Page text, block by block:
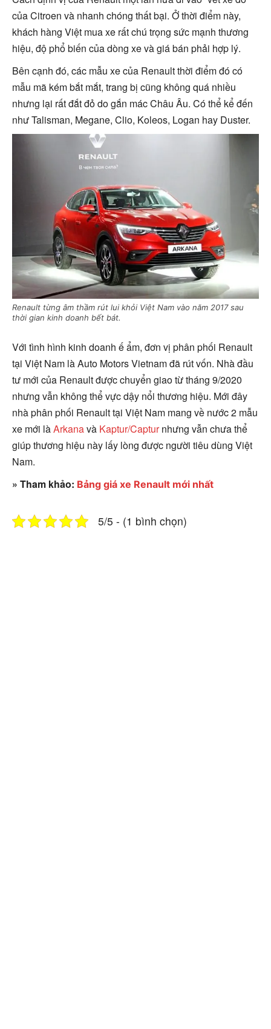
của Citroen và nhanh chóng thất bại. Ở thời điểm này,
khách hàng Việt mua xe rất chú trọng sức mạnh thương
hiệu, độ phổ biến của dòng xe và giá bán phải hợp lý.
Bên cạnh đó, các mẫu xe của Renault thời điểm đó có
mẫu mã kém bắt mắt, trang bị cũng không quá nhiều
nhưng lại rất đắt đỏ do gắn mác Châu Âu. Có thể kể đến
như Talisman, Megane, Clio, Koleos, Logan hay Duster.
Renault từng âm thầm rút lui khỏi Việt Nam vào năm 2017 sau
thời gian kinh doanh bết bát.
Với tình hình kinh doanh ế ẩm, đơn vị phân phối Renault
tại Việt Nam là Auto Motors Vietnam đã rút vốn. Nhà đầu
tư mới của Renault được chuyển giao từ tháng 9/2020
nhưng vẫn không thể vực dậy nổi thương hiệu. Mới đây
nhà phân phối Renault tại Việt Nam mang về nước 2 mẫu
xe mới làArkanavà Kaptur/Capturnhưng vẫn chưa thể
giúp thương hiệu này lấy lòng được người tiêu dùng Việt
Nam.
» Tham khảo: Bảng giá xe Renault mới nhất
5/5 - (1 bình chọn)